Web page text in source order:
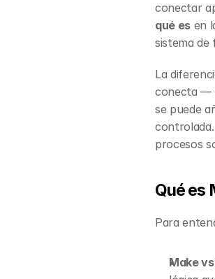
conectar
qué es en
sistema
La
conecta —
se puede
procesos
Qué es
Para
Make